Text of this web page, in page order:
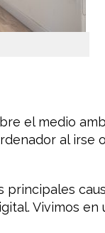
el medio
al irse o
principales
Vivimos en